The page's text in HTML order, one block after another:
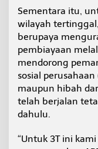
Sementara itu,
wilayah
berupaya
pembiayaan
mendorong
sosial perusahaan
maupun hibah
telah berjalan
dahulu.
“Untuk 3T ini